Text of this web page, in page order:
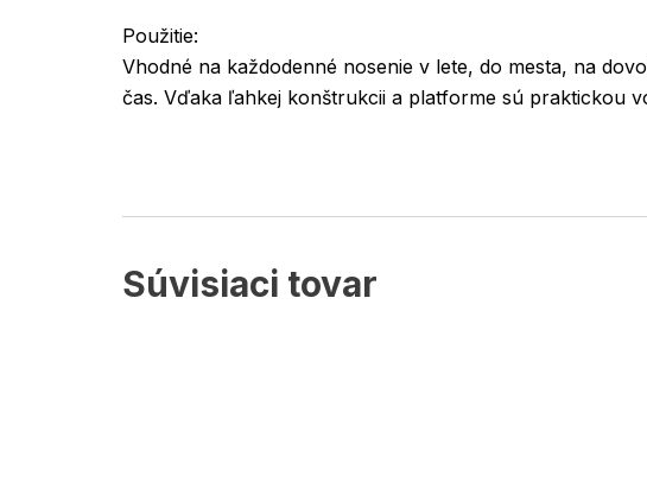
Súvisiaci tovar
Použitie:
Vhodné na každodenné nosenie v lete, do mesta, na
čas. Vďaka ľahkej konštrukcii a platforme sú praktickou